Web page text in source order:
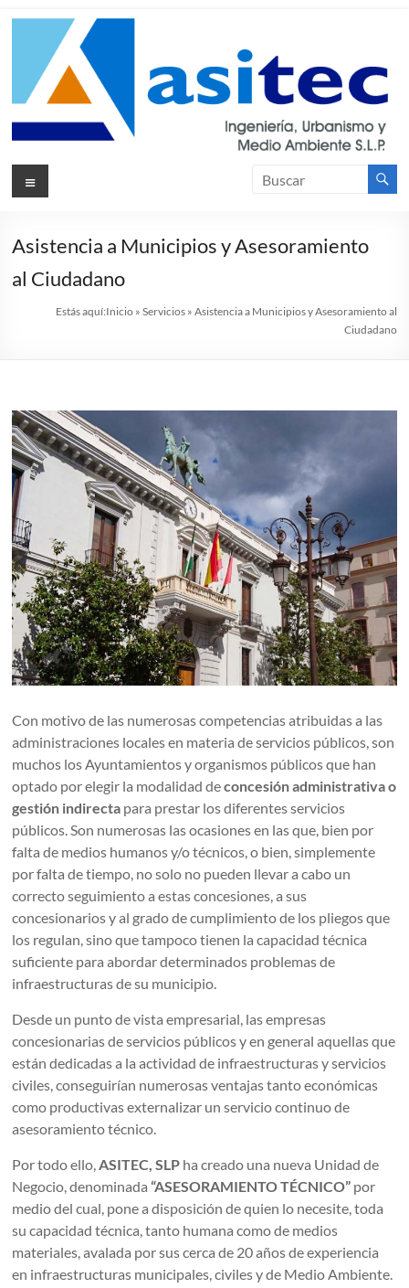
Saltar
contenido
Asitec
Urbanismos
Ambiente
Menú
Asistencia a Municipios y Asesoramiento
al Ciudadano
Estás aquí:Inicio » Servicios» Asistencia a Municipios y Asesoramiento al
Ciudadano
Con motivo de las numerosas competencias atribuidas a las
administraciones locales en materia de servicios públicos, son
muchos los Ayuntamientos y organismos públicos que han
optado por elegir la modalidad deconcesión administrativao
gestión indirecta para prestar los diferentes servicios
públicos. Son numerosas las ocasiones en las que, bien por
falta de medios humanos y/o técnicos, o bien, simplemente
por falta de tiempo, no solo no pueden llevar a cabo un
correcto seguimiento a estas concesiones, a sus
concesionarios y al grado de cumplimiento de los pliegos que
los regulan, sino que tampoco tienen la capacidad técnica
suficiente para abordar determinados problemas de
infraestructuras de su municipio.
Desde un punto de vista empresarial, las empresas
concesionarias de servicios públicos y en general aquellas que
están dedicadas a la actividad de infraestructuras y servicios
civiles, conseguirían numerosas ventajas tanto económicas
como productivas externalizar un servicio continuo de
asesoramiento técnico.
Por todo ello,ASITEC, SLP ha creado una nueva Unidad de
Negocio, denominada“ASESORAMIENTO TÉCNICO” por
medio del cual, pone a disposición de quien lo necesite, toda
su capacidad técnica, tanto humana como de medios
materiales, avalada por sus cerca de 20 años de experiencia
en infraestructuras municipales, civiles y de Medio Ambiente.